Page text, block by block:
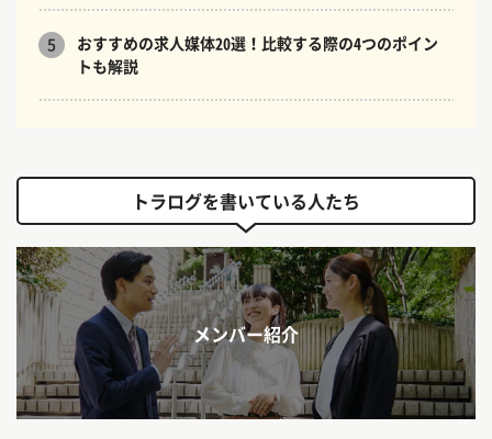
5
おすすめの求人媒体20選！比較する際の4つのポイン
トも解説
トラログを書いている人たち
メンバー紹介